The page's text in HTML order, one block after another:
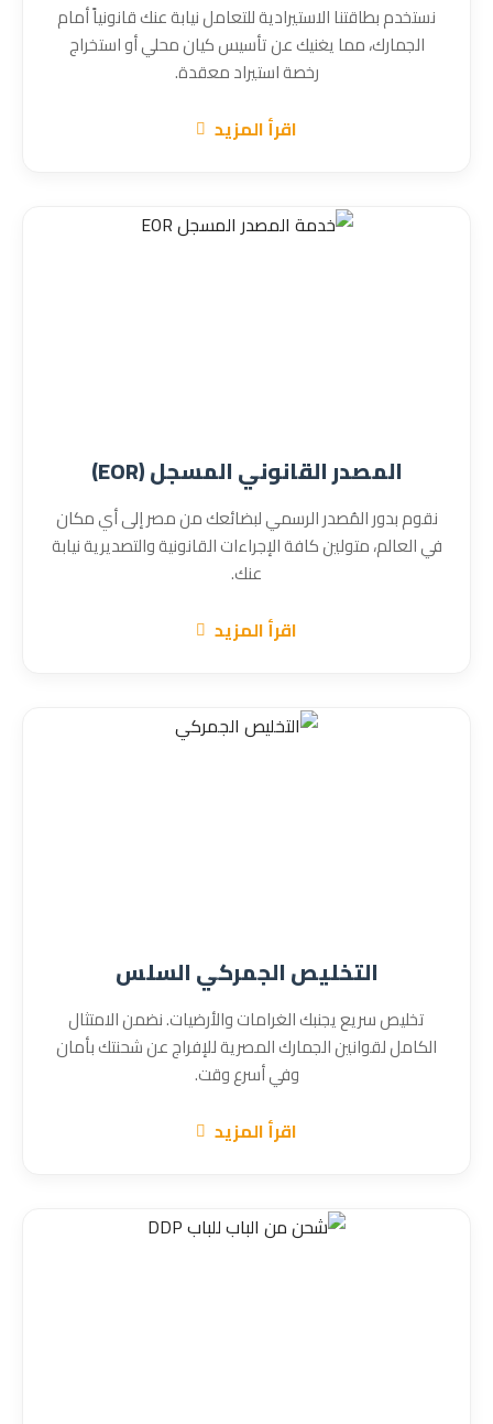
نستخدم بطاقتنا الاستيرادية للتعامل نيابة عنك قانونياً أمام
الجمارك، مما يغنيك عن تأسيس كيان محلي أو استخراج
رخصة استيراد معقدة.
اقرأ المزيد
المصدر القانوني المسجل (EOR)
نقوم بدور المُصدر الرسمي لبضائعك من مصر إلى أي مكان
في العالم، متولين كافة الإجراءات القانونية والتصديرية نيابة
عنك.
اقرأ المزيد
التخليص الجمركي السلس
تخليص سريع يجنبك الغرامات والأرضيات. نضمن الامتثال
الكامل لقوانين الجمارك المصرية للإفراج عن شحنتك بأمان
وفي أسرع وقت.
اقرأ المزيد